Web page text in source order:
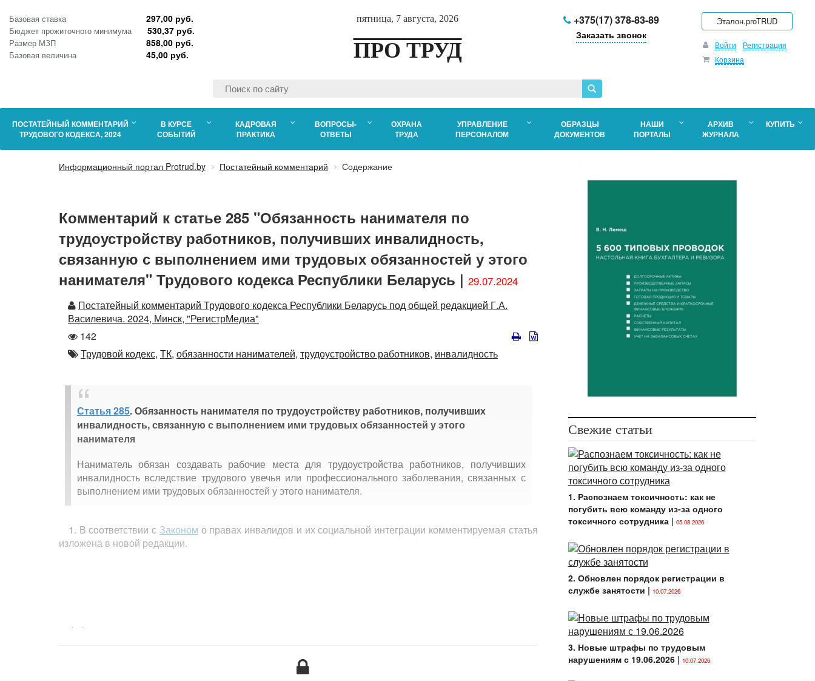
Базовая ставка 297,00 руб.
Бюджет прожиточного минимума 530,37 руб.
Размер МЗП 858,00 руб.
Базовая величина 45,00 руб.
пятница, 7 августа, 2026
ПРО ТРУД
+375(17) 378-83-89
Заказать звонок
Эталон.proTRUD
Войти
Регистрация
Корзина
ПОСТАТЕЙНЫЙ КОММЕНТАРИЙ
ТРУДОВОГО КОДЕКСА, 2024
В КУРСЕ
СОБЫТИЙ
КАДРОВАЯ
ПРАКТИКА
ВОПРОСЫ-
ОТВЕТЫ
ОХРАНА
ТРУДА
УПРАВЛЕНИЕ
ПЕРСОНАЛОМ
ОБРАЗЦЫ
ДОКУМЕНТОВ
НАШИ
ПОРТАЛЫ
АРХИВ
ЖУРНАЛА
КУПИТЬ
Информационный портал Protrud.by Постатейный комментарий Содержание
Комментарий к статье 285 "Обязанность нанимателя по
трудоустройству работников, получивших инвалидность,
связанную с выполнением ими трудовых обязанностей у этого
нанимателя" Трудового кодекса Республики Беларусь | 29.07.2024
Автор
Постатейный комментарий Трудового кодекса Республики Беларусь под общей редакцией Г.А.
Василевича. 2024, Минск, "РегистрМедиа"
Количество
просмотров
142
Автор
Трудовой кодекс, ТК, обязанности нанимателей, трудоустройство работников, инвалидность
Статья 285. Обязанность нанимателя по трудоустройству работников, получивших
инвалидность, связанную с выполнением ими трудовых обязанностей у этого
нанимателя
Наниматель обязан создавать рабочие места для трудоустройства работников, получивших
инвалидность вследствие трудового увечья или профессионального заболевания, связанных с
выполнением ими трудовых обязанностей у этого нанимателя.
1. В соответствии с Законом о правах инвалидов и их социальной интеграции комментируемая статья
изложена в новой редакции.
Свежие статьи
1. Распознаем токсичность: как не
погубить всю команду из-за одного
токсичного сотрудника| 05.08.2026
2. Обновлен порядок регистрации в
службе занятости | 10.07.2026
3. Новые штрафы по трудовым
нарушениям с 19.06.2026| 10.07.2026